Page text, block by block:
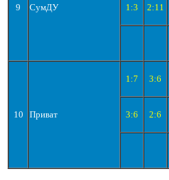
9 СумДУ 1:3 2:11
10 Приват
1:7 3:6
3:6 2:6